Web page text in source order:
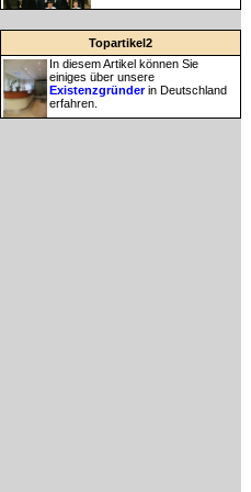
Topartikel2
In diesem Artikel können Sie
einiges über unsere
Existenzgründerin Deutschland
erfahren.